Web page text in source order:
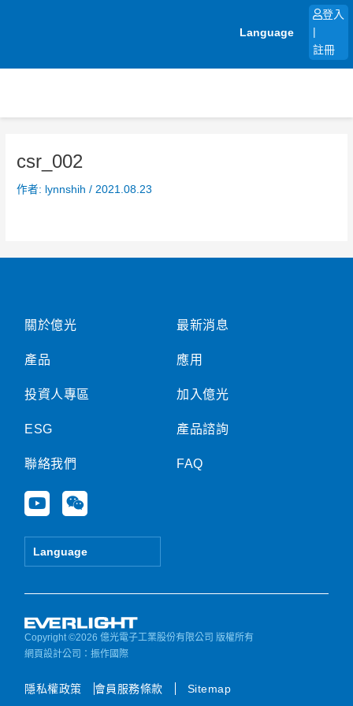
Language
登入
註冊
csr_002
作者: lynnshih/ 2021.08.23
關於億光
產品
投資人專區
ESG
聯絡我們
Y
o
u
e
W
e
i
Language
最新消息
應用
加入億光
產品諮詢
FAQ
Copyright ©2026 億光電子工業股份有限公司 版權所有
網頁設計公司 ：振作國際
隱私權政策 會員服務條款 Sitemap